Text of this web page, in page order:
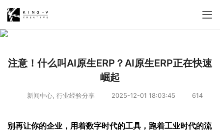
注意！什么叫AI原生ERP？AI原生ERP正在快速
崛起
新闻中心 行业经验分享 2025-12-01 18:03:45 614
别再让你的企业，用着数字时代的工具，跑着工业时代的流